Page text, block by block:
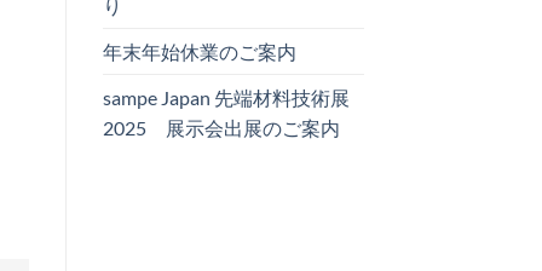
り
年末年始休業のご案内
sampe Japan 先端材料技術展
2025 展示会出展のご案内